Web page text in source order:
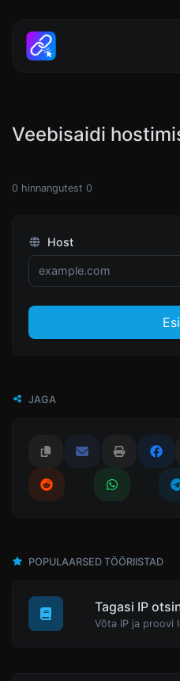
Veebisaidi
0 hinnangutest 0
Host
JAGA
POPULAARSED TÖÖRIISTAD
Tagasi IP